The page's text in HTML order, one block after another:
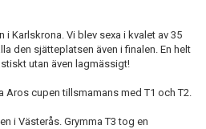
i Karlskrona. Vi blev sexa i kvalet av 35
den sjätteplatsen även i finalen. En helt
utan även lagmässigt!
Aros cupen tillsmamans med T1 och T2.
i Västerås. Grymma T3 tog en